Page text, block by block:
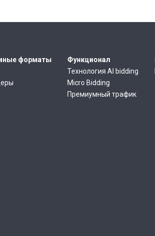
форматы
Функционал
Технология AI bidding
Micro Bidding
Премиумный трафик